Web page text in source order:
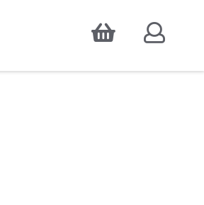
Accepter
que pour